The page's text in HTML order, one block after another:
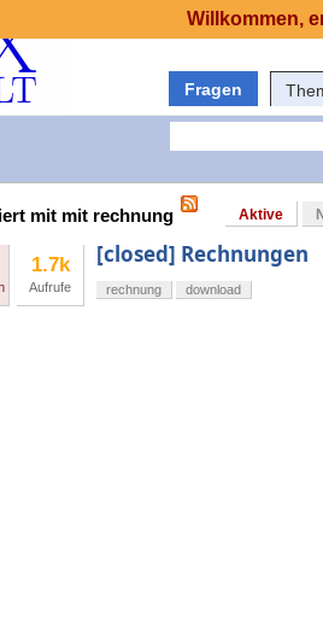
Fragen
mit mit rechnung Aktive
1.7k
Aufrufe
[closed] Rechnungen
rechnung download
Willkommen,